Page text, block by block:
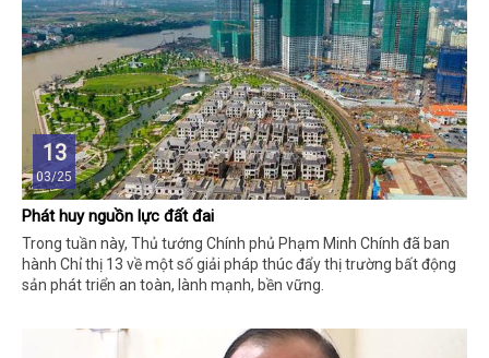
13
03/25
Phát huy nguồn lực đất đai
Trong tuần này, Thủ tướng Chính phủ Phạm Minh Chính đã ban
hành Chỉ thị 13 về một số giải pháp thúc đẩy thị trường bất động
sản phát triển an toàn, lành mạnh, bền vững.